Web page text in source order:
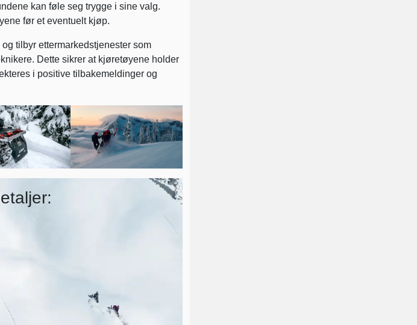
kan føle seg trygge i sine valg.
før et eventuelt kjøp.
tilbyr ettermarkedstjenester som
Dette sikrer at kjøretøyene holder
i positive tilbakemeldinger og